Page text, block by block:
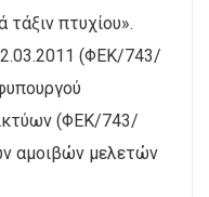
πτυχίου».
(ΦΕΚ/743/
(ΦΕΚ/743/
αμοιβών μελετών